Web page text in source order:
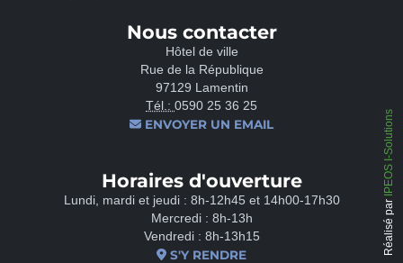
Nous contacter
Hôtel de ville
Rue de la République
97129 Lamentin
Tél.: 0590 25 36 25
ENVOYER UN EMAIL
Horaires d'ouverture
Lundi, mardi et jeudi : 8h-12h45 et 14h00-17h30
Mercredi : 8h-13h
Vendredi : 8h-13h15
S'Y RENDRE Réalisé par
IPEOS I-Solutions